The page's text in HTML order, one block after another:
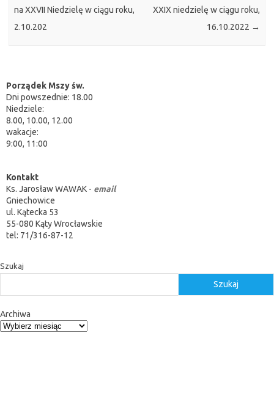
na XXVII Niedzielę w ciągu roku,
2.10.202
XXIX niedzielę w ciągu roku,
16.10.2022 →
Porządek Mszy św.
Dni powszednie: 18.00
Niedziele:
8.00, 10.00, 12.00
wakacje:
9:00, 11:00
Kontakt
Ks. Jarosław WAWAK - email
Gniechowice
ul. Kątecka 53
55-080 Kąty Wrocławskie
tel: 71/316-87-12
Szukaj
Szukaj
Archiwa